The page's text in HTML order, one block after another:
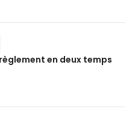
en deux temps